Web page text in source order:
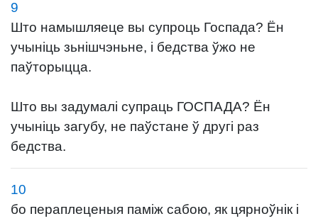
9
Што намышляеце вы супроць Госпада? Ён
учыніць зьнішчэньне, і бедства ўжо не
паўторыцца.
Што вы задумалі супраць ГОСПАДА? Ён
учыніць загубу, не паўстане ў другі раз
бедства.
10
бо пераплеценыя паміж сабою, як цярноўнік і